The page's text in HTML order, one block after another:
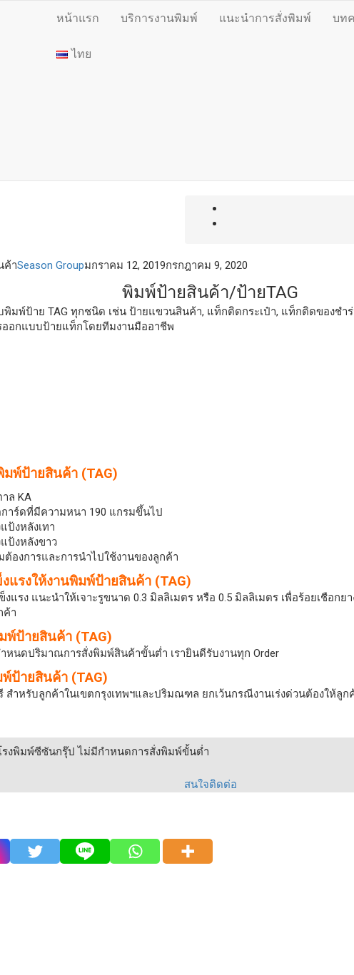
หน้าแรก บริการงานพิมพ์ แนะนำการสั่งพิมพ์ บท
ไทย
ค้าSeason Groupมกราคม 12, 2019กรกฎาคม 9, 2020
พิมพ์ป้ายสินค้า/ป้ายTAG
มพ์ป้าย TAG ทุกชนิด เช่น ป้ายแขวนสินค้า, แท็กติดกระเป๋า, แท็กติดของชำร่
ออกแบบป้ายแท็กโดยทีมงานมืออาชีพ
พ์ป้ายสินค้า (TAG)
ล KA
าร์ดที่มีความหนา 190 แกรมขึ้นไป
ป้งหลังเทา
ป้งหลังขาว
องการและการนำไปใช้งานของลูกค้า
แรงให้งานพิมพ์ป้ายสินค้า (TAG)
แรง แนะนำให้เจาะรูขนาด 0.3 มิลลิเมตร หรือ 0.5 มิลลิเมตร เพื่อร้อยเชือก
ค้า
พ์ป้ายสินค้า (TAG)
ำหนดปริมาณการสั่งพิมพ์สินค้าขั้นต่ำ เรายินดีรับงานทุก Order
ป้ายสินค้า (TAG)
สำหรับลูกค้าในเขตกรุงเทพฯและปริมณฑล ยกเว้นกรณีงานเร่งด่วนต้องให้ลูก
งพิมพ์ซีซันกรุ๊ป ไม่มีกำหนดการสั่งพิมพ์ขั้นต่ำ
สนใจติดต่อ